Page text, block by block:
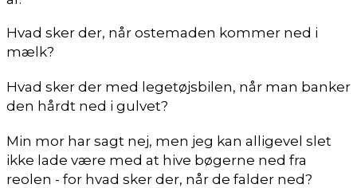
Hvad sker der, når ostemaden kommer ned i
mælk?
Hvad sker der med legetøjsbilen, når man banker
den hårdt ned i gulvet?
Min mor har sagt nej, men jeg kan alligevel slet
ikke lade være med at hive bøgerne ned fra
reolen - for hvad sker der, når de falder ned?